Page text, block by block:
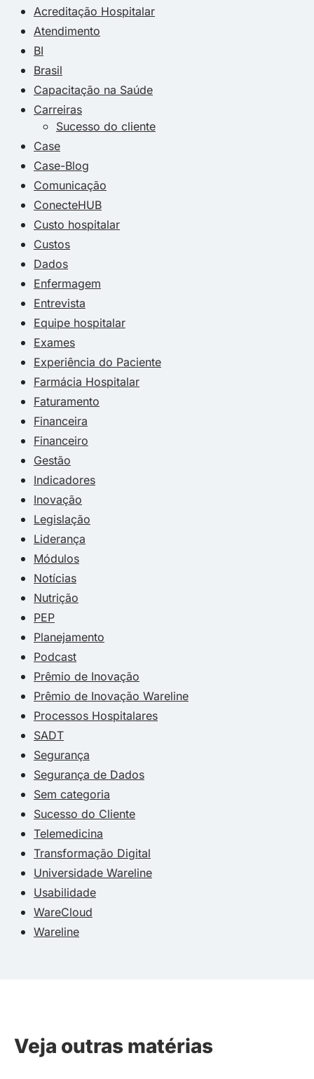
Acreditação Hospitalar
Atendimento
BI
Brasil
Capacitação na Saúde
Carreiras
Sucesso do cliente
Case
Case-Blog
Comunicação
ConecteHUB
Custo hospitalar
Custos
Dados
Enfermagem
Entrevista
Equipe hospitalar
Exames
Experiência do Paciente
Farmácia Hospitalar
Faturamento
Financeira
Financeiro
Gestão
Indicadores
Inovação
Legislação
Liderança
Módulos
Notícias
Nutrição
PEP
Planejamento
Podcast
Prêmio de Inovação
Prêmio de Inovação Wareline
Processos Hospitalares
SADT
Segurança
Segurança de Dados
Sem categoria
Sucesso do Cliente
Telemedicina
Transformação Digital
Universidade Wareline
Usabilidade
WareCloud
Wareline
Veja outras matérias